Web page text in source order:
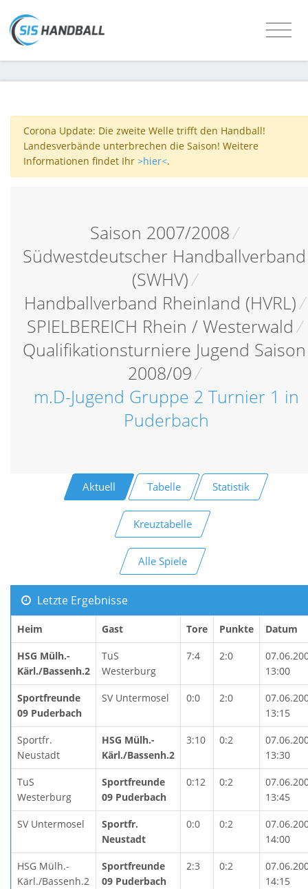
Corona Update: Die zweite Welle trifft den Handball!
Landesverbände unterbrechen die Saison! Weitere
Informationen findet Ihr >hier<.
Saison 2007/2008/
Südwestdeutscher Handballverband
(SWHV)/
Handballverband Rheinland (HVRL)/
SPIELBEREICH Rhein / Westerwald/
Qualifikationsturniere Jugend Saison
2008/09/
m.D-Jugend Gruppe 2 Turnier 1 in
Puderbach
Aktuell Tabelle Statistik
Kreuztabelle
Alle Spiele
Letzte Ergebnisse
Heim Gast Tore Punkte Datum
HSG Mülh.-
Kärl./Bassenh.2
TuS
Westerburg
7:4 2:0
13:00
Sportfreunde
09 Puderbach
SV Untermosel 0:0 2:0
13:15
Sportfr.
Neustadt
HSG Mülh.-
Kärl./Bassenh.2
3:10 0:2
13:30
TuS
Westerburg
Sportfreunde
09 Puderbach
0:12 0:2
13:45
SV Untermosel
Sportfr.
Neustadt
0:0 0:2
14:00
HSG Mülh.-
Kärl./Bassenh.2
Sportfreunde
09 Puderbach
2:3 0:2
14:15